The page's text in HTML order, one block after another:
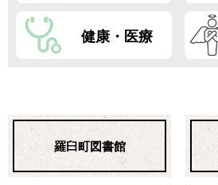
健康・医療
羅臼町図書館